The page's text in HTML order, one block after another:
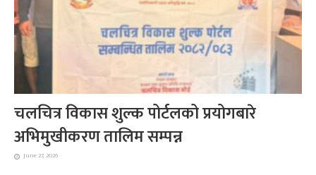
चलचित्र विकास शुल्क पोर्टलको प्रयोगबारे
अभिमुखीकरण तालिम सम्पन्न
June 27, 2026